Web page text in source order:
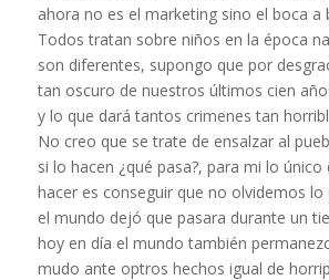
ahora no es el marketing sino el boca a
Todos tratan sobre niños en la época
son diferentes, supongo que por
tan oscuro de nuestros últimos cien
y lo que dará tantos crimenes tan
No creo que se trate de ensalzar al
si lo hacen ¿qué pasa?, para mi lo
hacer es conseguir que no olvidemos lo
el mundo dejó que pasara durante un
hoy en día el mundo también
mudo ante optros hechos igual de